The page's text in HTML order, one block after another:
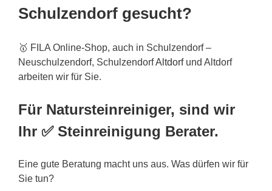
Schulzendorf gesucht?
🥇 FILA Online-Shop, auch in Schulzendorf –
Neuschulzendorf, SchulzendorfAltdorfund Altdorf
arbeiten wir für Sie.
Für Natursteinreiniger, sind wir
Ihr ✅ Steinreinigung Berater.
Eine gute Beratung macht uns aus. Was dürfen wir für
Sie tun?